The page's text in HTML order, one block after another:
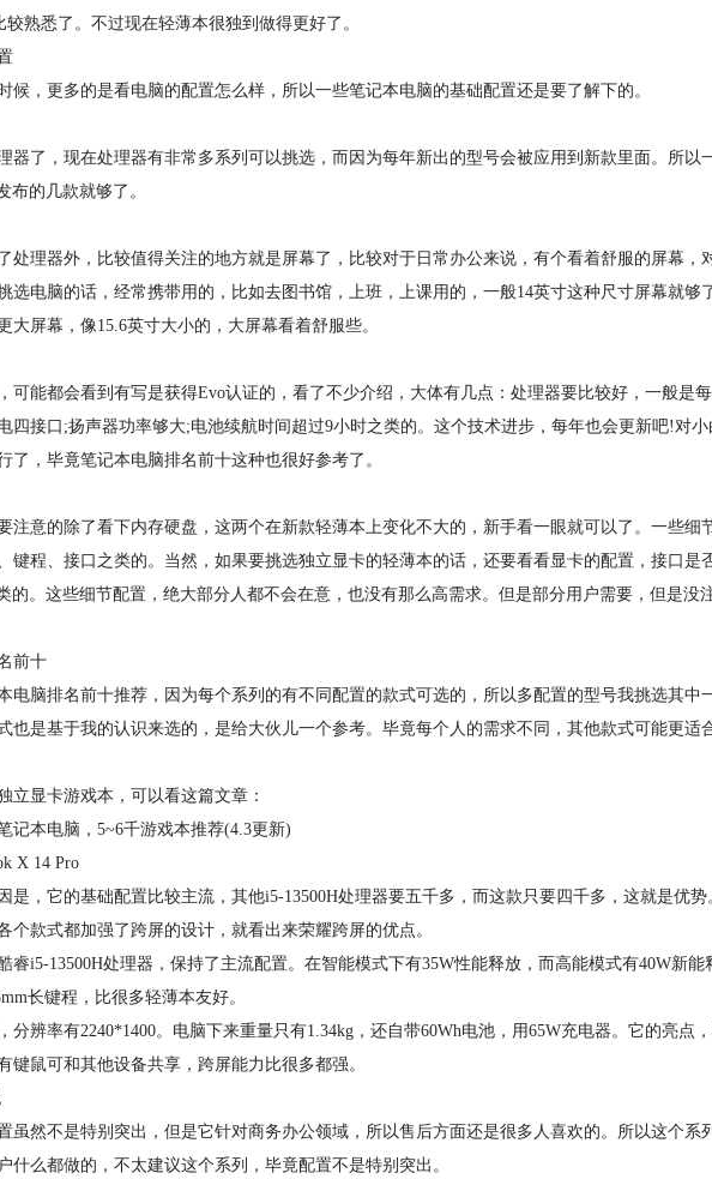
熟悉了。不过现在轻薄本很独到做得更好了。
，更多的是看电脑的配置怎么样，所以一些笔记本电脑的基础配置还是要了解下的。
了，现在处理器有非常多系列可以挑选，而因为每年新出的型号会被应用到新款里面。所以
布的几款就够了。
理器外，比较值得关注的地方就是屏幕了，比较对于日常办公来说，有个看着舒服的屏幕，
选电脑的话，经常携带用的，比如去图书馆，上班，上课用的，一般14英寸这种尺寸屏幕就够
大屏幕，像15.6英寸大小的，大屏幕看着舒服些。
能都会看到有写是获得Evo认证的，看了不少介绍，大体有几点：处理器要比较好，一般是每
四接口;扬声器功率够大;电池续航时间超过9小时之类的。这个技术进步，每年也会更新吧!对
了，毕竟笔记本电脑排名前十这种也很好参考了。
意的除了看下内存硬盘，这两个在新款轻薄本上变化不大的，新手看一眼就可以了。一些细
键程、接口之类的。当然，如果要挑选独立显卡的轻薄本的话，还要看看显卡的配置，接口是
的。这些细节配置，绝大部分人都不会在意，也没有那么高需求。但是部分用户需要，但是没
前十
脑排名前十推荐，因为每个系列的有不同配置的款式可选的，所以多配置的型号我挑选其中
也是基于我的认识来选的，是给大伙儿一个参考。毕竟每个人的需求不同，其他款式可能更适
显卡游戏本，可以看这篇文章：
本电脑，5~6千游戏本推荐(4.3更新)
X 14 Pro
，它的基础配置比较主流，其他i5-13500H处理器要五千多，而这款只要四千多，这就是优势
个款式都加强了跨屏的设计，就看出来荣耀跨屏的优点。
i5-13500H处理器，保持了主流配置。在智能模式下有35W性能释放，而高能模式有40W新能
长键程，比很多轻薄本友好。
辨率有2240*1400。电脑下来重量只有1.34kg，还自带60Wh电池，用65W充电器。它的亮点
键鼠可和其他设备共享，跨屏能力比很多都强。
然不是特别突出，但是它针对商务办公领域，所以售后方面还是很多人喜欢的。所以这个系
什么都做的，不太建议这个系列，毕竟配置不是特别突出。